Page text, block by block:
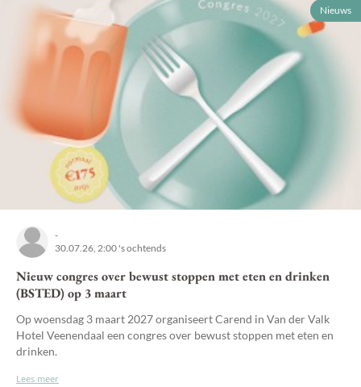
Nieuws
-
30.07.26, 2:00 's ochtends
Nieuw congres over bewust stoppen met eten en drinken
(BSTED) op 3 maart
Op woensdag 3 maart 2027 organiseert Carend in Van der Valk
Hotel Veenendaal een congres over bewust stoppen met eten en
drinken.
Lees meer